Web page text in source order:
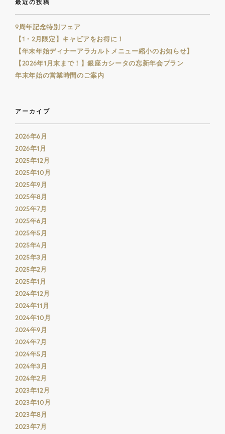
最近の投稿
9周年記念特別フェア
【1・2月限定】キャビアをお得に！
【年末年始ディナーアラカルトメニュー縮小のお知らせ】
【2026年1月末まで！】銀座カシータの忘新年会プラン
年末年始の営業時間のご案内
アーカイブ
2026年6月
2026年1月
2025年12月
2025年10月
2025年9月
2025年8月
2025年7月
2025年6月
2025年5月
2025年4月
2025年3月
2025年2月
2025年1月
2024年12月
2024年11月
2024年10月
2024年9月
2024年7月
2024年5月
2024年3月
2024年2月
2023年12月
2023年10月
2023年8月
2023年7月